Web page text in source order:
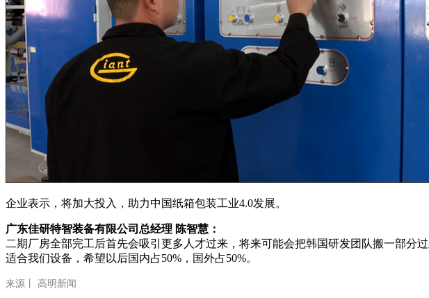
企业表示，将加大投入，助力中国纸箱包装工业4.0发展。
广东佳研特智装备有限公司总经理 陈智慧：
二期厂房全部完工后首先会吸引更多人才过来，将来可能会把韩国研发团队搬一部
适合我们设备，希望以后国内占50%，国外占50%。
来源丨 高明新闻